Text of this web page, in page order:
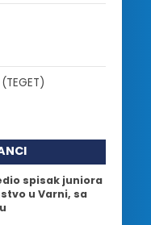
spisak juniora
u Varni, sa